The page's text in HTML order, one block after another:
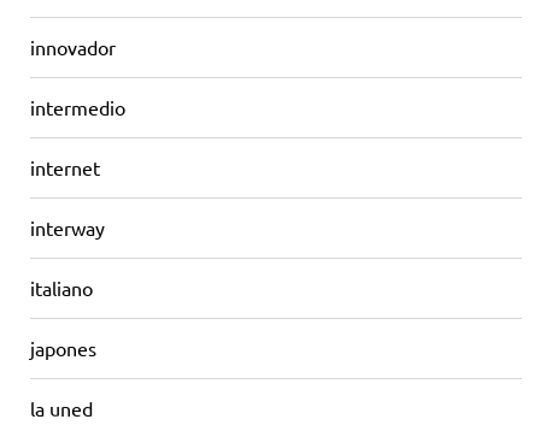
innovador
intermedio
internet
interway
italiano
japones
la uned